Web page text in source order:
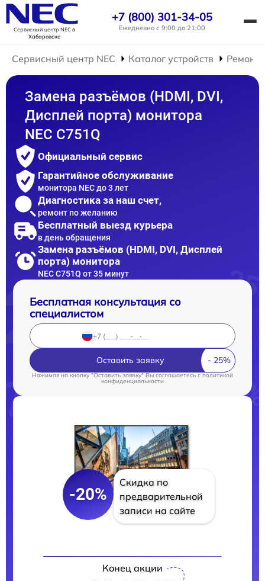
Сервисный центр NECв
Хабаровске
+7 (800) 301-34-05
Ежедневно с 9:00 до 21:00
Сервисный центр NEC Каталог устройств Ремонт
Замена разъёмов (HDMI, DVI,
Дисплей порта) монитора
NEC C751Q
Официальный сервис
Гарантийное обслуживание
монитора NEC до 3 лет
Диагностика за наш счет,
ремонт по желанию
Бесплатный выезд курьера
в день обращения
Замена разъёмов (HDMI, DVI, Дисплей
порта) монитора
NEC C751Q от 35 минут
Бесплатная консультация со
специалистом
Оставить заявку
Нажимая на кнопку "Оставить заявку" Вы соглашаетесь cполитикой
конфиденциальности
-20%
Скидка по
предварительной
записи на сайте
Конец акции